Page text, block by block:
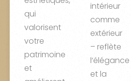
qui
valorisent
votre
patrimoine
et
intérieur
comme
extérieur
– reflète
l’élégance
et la